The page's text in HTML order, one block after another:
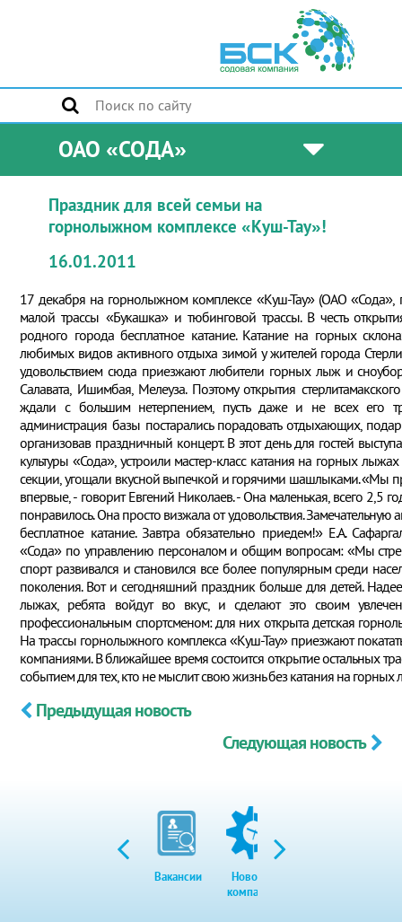
ОАО «СОДА»
Праздник для всей семьи на
горнолыжном комплексе «Куш-Тау»!
16.01.2011
17 декабря на горнолыжном комплексе «Куш-Тау» (ОАО «Сода», г.
малой трассы «Букашка» и тюбинговой трассы. В честь
родного города бесплатное катание. Катание на горных
любимых видов активного отдыха зимой у жителей города
удовольствием сюда приезжают любители горных лыж и
Салавата, Ишимбая, Мелеуза. Поэтому открытия
ждали с большим нетерпением, пусть даже и не всех его
администрация базы постарались порадовать отдыхающих,
организовав праздничный концерт. В этот день для гостей
культуры «Сода», устроили мастер-класс катания на горных
секции, угощали вкусной выпечкой и горячими шашлыками. «Мы
впервые, - говорит Евгений Николаев. - Она маленькая, всего 2,5
понравилось. Она просто визжала от удовольствия.
бесплатное катание. Завтра обязательно приедем!» Е.А.
«Сода» по управлению персоналом и общим вопросам: «Мы
спорт развивался и становился все более популярным среди
поколения. Вот и сегодняшний праздник больше для детей.
лыжах, ребята войдут во вкус, и сделают это своим
профессиональным спортсменом: для них открыта детская
На трассы горнолыжного комплекса «Куш-Тау» приезжают
компаниями. В ближайшее время состоится открытие остальных
событием для тех, кто не мыслит свою жизнь без катания на
Предыдущая новость
Следующая новость
Вакансии
Новости
компании